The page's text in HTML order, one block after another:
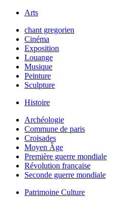
Arts
chant gregorien
Cinéma
Exposition
Louange
Musique
Peinture
Sculpture
Histoire
Archéologie
Commune de paris
Croisades
Moyen Âge
Première guerre mondiale
Révolution française
Seconde guerre mondiale
Patrimoine Culture